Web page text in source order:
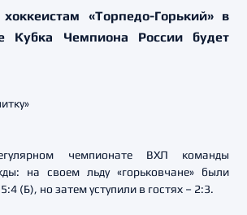
хоккеистам «Торпедо-Горький» в
Кубка Чемпиона России будет
чемпионате ВХЛ команды
на своем льду «горьковчане» были
(Б), но затем уступили в гостях – 2:3.